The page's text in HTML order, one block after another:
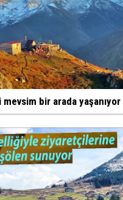
mevsim bir arada yaşanıyor